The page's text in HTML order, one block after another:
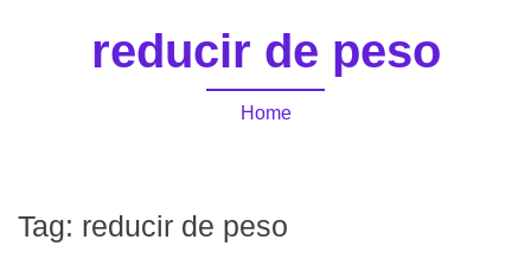
reducir de peso
Home
Tag: reducir de peso